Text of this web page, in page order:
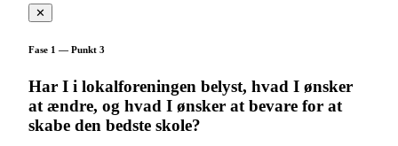
✕
Fase 1 — Punkt 3
Har I i lokalforeningen belyst, hvad I ønsker
at ændre, og hvad I ønsker at bevare for at
skabe den bedste skole?